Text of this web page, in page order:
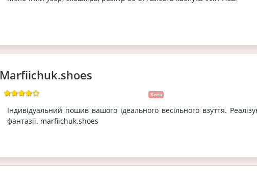
Marfiichuk.shoes
Киев
Індивідуальний пошив вашого ідеального весільного взуття.
фантазії. marfiichuk.shoes